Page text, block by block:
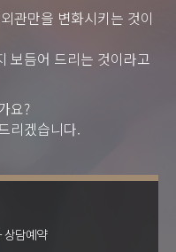
관만을 변화시키는 것이
보듬어 드리는 것이라고
요?
리겠습니다.
상담예약